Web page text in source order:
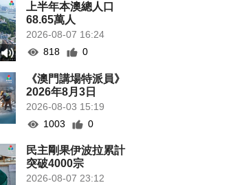
上半年本澳總人口
68.65萬人
2026-08-07 16:24
818
0
《澳門講場特派員》
2026年8月3日
2026-08-03 15:19
1003
0
民主剛果伊波拉累計
突破4000宗
2026-08-07 23:12